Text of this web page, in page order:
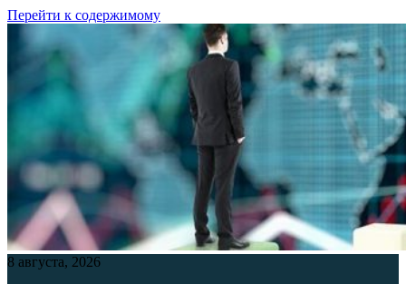
Перейти к содержимому
8 августа, 2026